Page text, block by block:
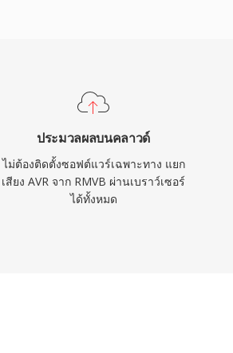
ประมวลผลบนคลาวด์
ไม่ต้องติดตั้งซอฟต์แวร์เฉพาะทาง แยก
เสียง AVR จาก RMVB ผ่านเบราว์เซอร์
ได้ทั้งหมด